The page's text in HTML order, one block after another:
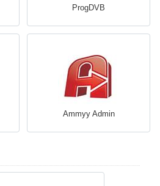
ProgDVB
Ammyy Admin